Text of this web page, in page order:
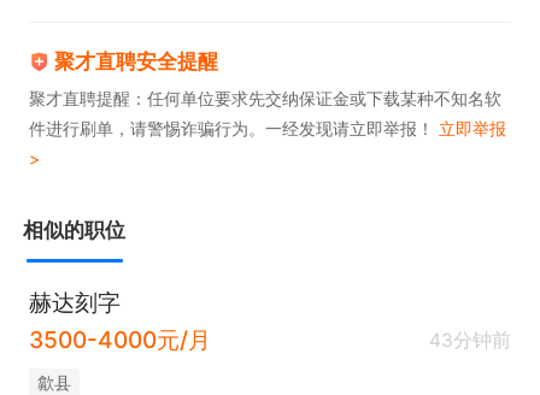
聚才直聘安全提醒
聚才直聘提醒：任何单位要求先交纳保证金或下载某种不知名软
件进行刷单，请警惕诈骗行为。一经发现请立即举报！ 立即举报
>
相似的职位
赫达刻字
3500-4000元/月
43分钟前
歙县